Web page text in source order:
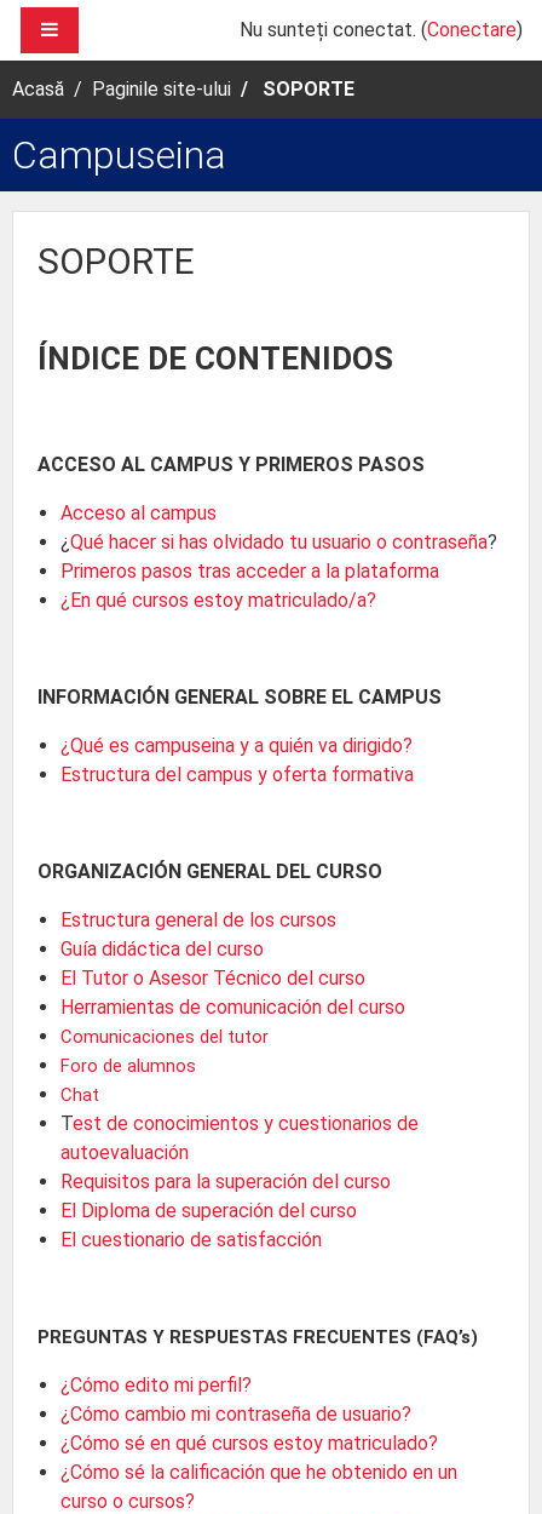
Sari la conţinutul principal
Nu sunteți conectat. (Conectare)
Acasă Paginile site-ului SOPORTE
Campuseina
SOPORTE
ÍNDICE DE CONTENIDOS
ACCESO AL CAMPUS Y PRIMEROS PASOS
Acceso al campus
¿Qué hacer si has olvidado tu usuario o contraseña?
Primeros pasos tras acceder a la plataforma
¿En qué cursos estoy matriculado/a?
INFORMACIÓN GENERAL SOBRE EL CAMPUS
¿Qué es campuseina y a quién va dirigido?
Estructura del campus y oferta formativa
ORGANIZACIÓN GENERAL DEL CURSO
Estructura general de los cursos
Guía didáctica del curso
El Tutor o Asesor Técnico del curso
Herramientas de comunicación del curso
Comunicaciones del tutor
Foro de alumnos
Chat
Test de conocimientos y cuestionarios de
autoevaluación
Requisitos para la superación del curso
El Diploma de superación del curso
El cuestionario de satisfacción
PREGUNTAS Y RESPUESTAS FRECUENTES (FAQ’s)
¿Cómo edito mi perfil?
¿Cómo cambio mi contraseña de usuario?
¿Cómo sé en qué cursos estoy matriculado?
¿Cómo sé la calificación que he obtenido en un
curso o cursos?